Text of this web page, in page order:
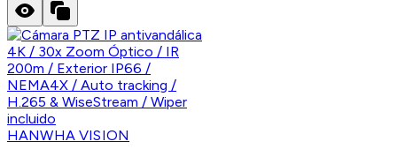
HANWHA VISION